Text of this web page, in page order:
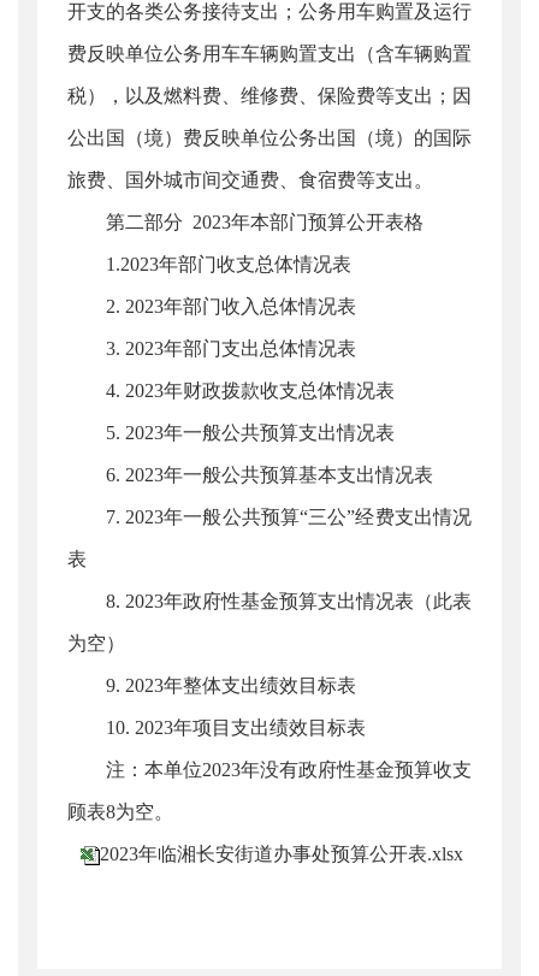
开支的各类公务接待支出；公务用车购置及运行
费反映单位公务用车车辆购置支出（含车辆购置
税），以及燃料费、维修费、保险费等支出；因
公出国（境）费反映单位公务出国（境）的国际
旅费、国外城市间交通费、食宿费等支出。
第二部分 2023年本部门预算公开表格
1.2023年部门收支总体情况表
2. 2023年部门收入总体情况表
3. 2023年部门支出总体情况表
4. 2023年财政拨款收支总体情况表
5. 2023年一般公共预算支出情况表
6. 2023年一般公共预算基本支出情况表
7. 2023年一般公共预算“三公”经费支出情况
表
8. 2023年政府性基金预算支出情况表（此表
为空）
9. 2023年整体支出绩效目标表
10. 2023年项目支出绩效目标表
注：本单位2023年没有政府性基金预算收支
顾表8为空。
2023年临湘长安街道办事处预算公开表.xlsx